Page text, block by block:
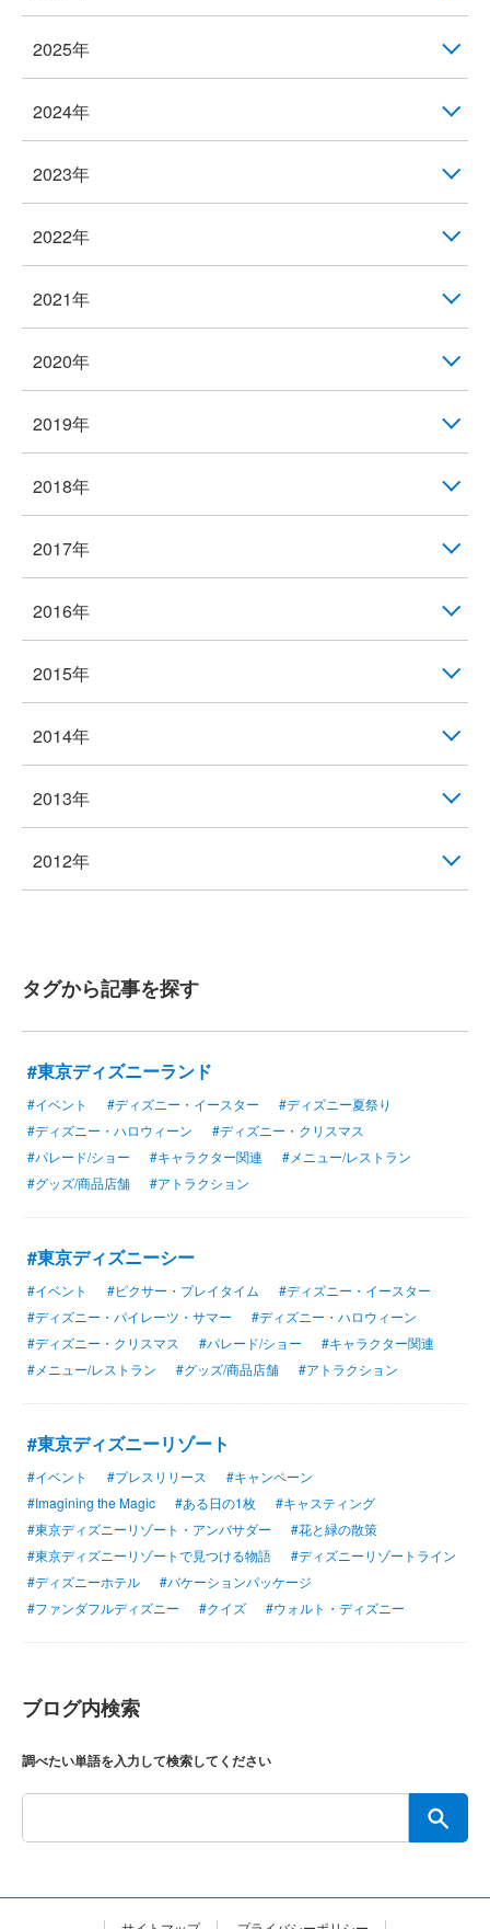
2025年
2024年
2023年
2022年
2021年
2020年
2019年
2018年
2017年
2016年
2015年
2014年
2013年
2012年
タグから記事を探す
#東京ディズニーランド
#イベント #ディズニー・イースター
#ディズニー夏祭り
#ディズニー・ハロウィーン
#ディズニー・クリスマス
#パレード/ショー
#キャラクター関連
#メニュー/レストラン
#グッズ/商品店舗
#アトラクション
#東京ディズニーシー
#イベント #ピクサー・プレイタイム
#ディズニー・イースター
#ディズニー・パイレーツ・サマー
#ディズニー・ハロウィーン
#ディズニー・クリスマス
#パレード/ショー
#キャラクター関連
#メニュー/レストラン
#グッズ/商品店舗 #アトラクション
#東京ディズニーリゾート
#イベント #プレスリリース
#キャンペーン
#Imagining the Magic
#ある日の1枚
#キャスティング
#東京ディズニーリゾート・アンバサダー
#花と緑の散策
#東京ディズニーリゾートで見つける物語
#ディズニーリゾートライン
#ディズニーホテル
#バケーションパッケージ
#ファンダフルディズニー
#クイズ #ウォルト・ディズニー
ブログ内検索
調べたい単語を入力して検索してください